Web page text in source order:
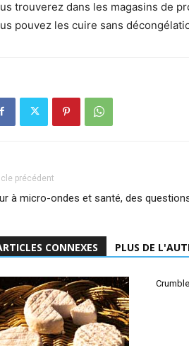
trouverez dans les magasins de
pouvez les cuire sans
précédent
à micro-ondes et santé, des
CONNEXES PLUS DE